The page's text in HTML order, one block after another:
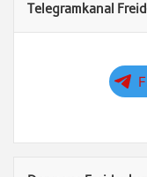
Telegramkanal